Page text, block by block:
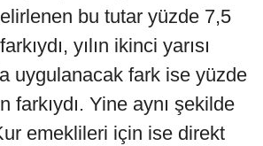
bu tutar yüzde 7,5
yılın ikinci yarısı
uygulanacak fark ise yüzde
farkıydı. Yine aynı şekilde
emeklileri için ise direkt